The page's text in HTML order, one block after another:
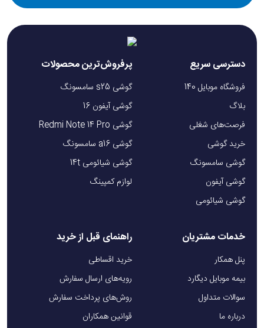
دسترسی سریع
فروشگاه موبایل 140
بلاگ
فرصت‌های شغلی
خرید گوشی
گوشی سامسونگ
گوشی آیفون
گوشی شیائومی
پرفروش‌ترین محصولات
گوشی s25 سامسونگ
گوشی آیفون 16
گوشی Redmi Note 14 Pro
گوشی a16 سامسونگ
گوشی شیائومی 14t
لوازم کمپینگ
خدمات مشتریان
پنل همکار
بیمه موبایل دیگارد
سوالات متداول
درباره ما
راهنمای قبل از خرید
خرید اقساطی
رویه‌های ارسال سفارش
روش‌های پرداخت سفارش
قوانین همکاران